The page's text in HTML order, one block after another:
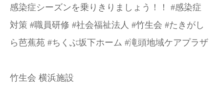
感染症シーズンを乗りきりましょう！！ #感染症
対策 #職員研修 #社会福祉法人 #竹生会 #たきがし
ら芭蕉苑 #ちくぶ坂下ホーム #滝頭地域ケアプラザ
竹生会 横浜施設